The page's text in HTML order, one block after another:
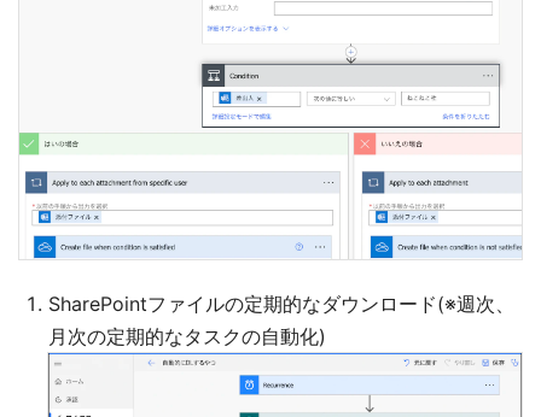
SharePointファイルの定期的なダウンロード(※週次、
月次の定期的なタスクの自動化)